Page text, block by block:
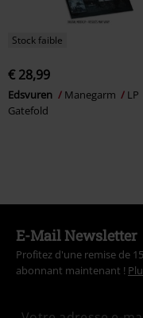
Stock faible
€ 28,99
Edsvuren Manegarm
LP
Gatefold
E-Mail Newsletter
Profitez d'une remise de
abonnant maintenant !